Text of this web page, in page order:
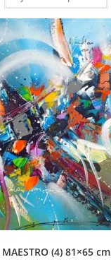
MAESTRO (4) 81×65 cm